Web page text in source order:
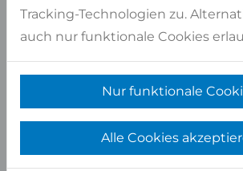
Albert
ABTEILUNGSLEITER
SHOP SERVICE
Tracking-Technologien zu.
auch nur funktionale Cookies
Nur funktionale
Alle Cookies